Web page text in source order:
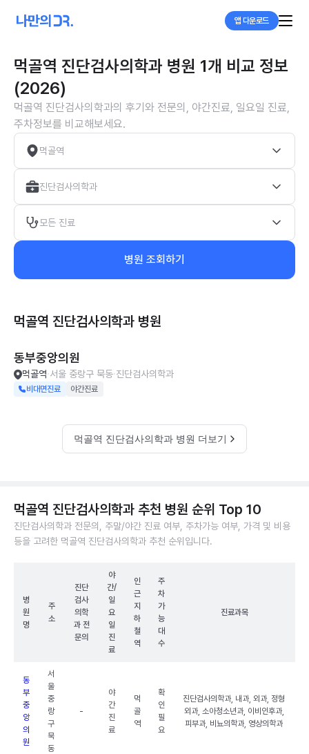
앱 다운로드
먹골역 진단검사의학과 병원 1개 비교 정보
(2026)
먹골역 진단검사의학과의 후기와 전문의, 야간진료, 일요일 진료,
주차정보를 비교해보세요.
먹골역
진단검사의학과
모든 진료
병원 조회하기
먹골역 진단검사의학과 병원
동부중앙의원
먹골역 서울 중랑구 묵동 진단검사의학과
비대면진료 야간진료
먹골역 진단검사의학과 병원 더보기
먹골역 진단검사의학과 추천 병원 순위 Top 10
진단검사의학과 전문의, 주말/야간 진료 여부, 주차가능 여부, 가격 및 비용
등을 고려한 먹골역 진단검사의학과 추천 순위입니다.
병
원
명
주
소
진단
검사
의학
과 전
문의
야
간/
일
요
일
진
료
인
근
지
하
철
역
주
차
가
능
대
수
진료과목
동
부
중
앙
의
원
서
울
중
랑
구
묵
동
-
야
간
진
료
먹
골
역
확
인
필
요
진단검사의학과, 내과, 외과, 정형
외과, 소아청소년과, 이비인후과,
피부과, 비뇨의학과, 영상의학과